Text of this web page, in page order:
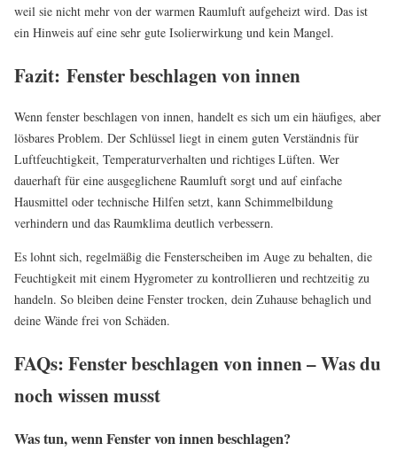
weil sie nicht mehr von der warmen Raumluft aufgeheizt wird. Das ist
ein Hinweis auf eine sehr gute Isolierwirkung und kein Mangel.
Fazit: Fenster beschlagen von innen
Wenn fenster beschlagen von innen, handelt es sich um ein häufiges, aber
lösbares Problem. Der Schlüssel liegt in einem guten Verständnis für
Luftfeuchtigkeit, Temperaturverhalten und richtiges Lüften. Wer
dauerhaft für eine ausgeglichene Raumluft sorgt und auf einfache
Hausmittel oder technische Hilfen setzt, kann Schimmelbildung
verhindern und das Raumklima deutlich verbessern.
Es lohnt sich, regelmäßig die Fensterscheiben im Auge zu behalten, die
Feuchtigkeit mit einem Hygrometer zu kontrollieren und rechtzeitig zu
handeln. So bleiben deine Fenster trocken, dein Zuhause behaglich und
deine Wände frei von Schäden.
FAQs: Fenster beschlagen von innen – Was du
noch wissen musst
Was tun, wenn Fenster von innen beschlagen?